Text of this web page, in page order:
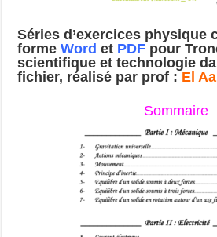
Séries d’exercices physique
formeWordet PDF pour
scientifique et technologie
fichier, réalisé par prof : El
Sommaire